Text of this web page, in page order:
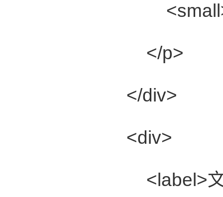
<small>*</
</p>
</div>
<div>
<label>文章内